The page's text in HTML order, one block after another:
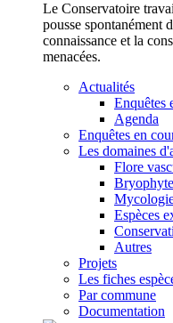
Le Conservatoire
pousse spontanément
connaissance et la
menacées.
Actualités
Enquêtes
Agenda
Enquêtes en
Les domaines
Flore
Espèces
Autres
Projets
Les fiches
Par commune
Documentation